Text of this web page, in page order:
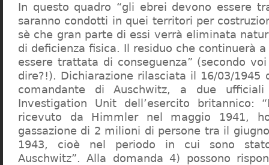
In questo quadro “gli ebrei devono essere
saranno condotti in quei territori per
sè che gran parte di essi verrà eliminata
di deficienza fisica. Il residuo che continuerà
essere trattata di conseguenza” (secondo
dire?!). Dichiarazione rilasciata il 16/03/1945
comandante di Auschwitz, a due
Investigation Unit dell’esercito britannico:
ricevuto da Himmler nel maggio 1941,
gassazione di 2 milioni di persone tra il
1943, cioè nel periodo in cui sono
Auschwitz”. Alla domanda 4) possono